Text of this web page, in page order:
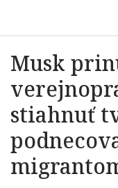
Musk
stiahnuť